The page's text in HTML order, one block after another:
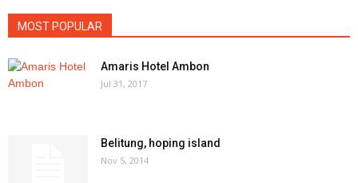
MOST POPULAR
Amaris Hotel Ambon
Jul 31, 2017
Belitung, hoping island
Nov 5, 2014